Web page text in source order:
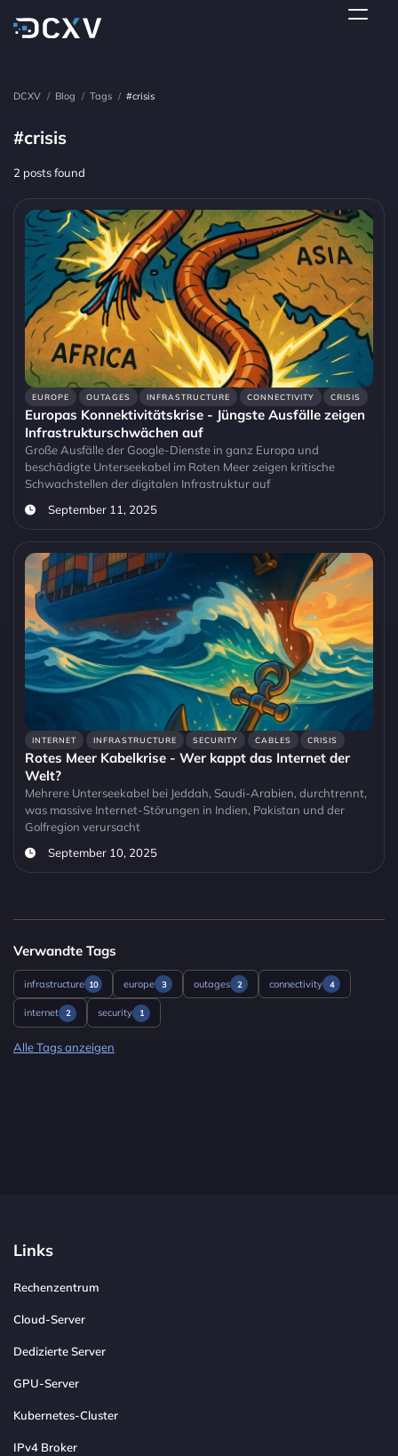
DCXV / Blog / Tags / #crisis
#crisis
2 posts found
EUROPE OUTAGES INFRASTRUCTURE CONNECTIVITY CRISIS
Europas Konnektivitätskrise - Jüngste Ausfälle zeigen
Infrastrukturschwächen auf
Große Ausfälle der Google-Dienste in ganz Europa und
beschädigte Unterseekabel im Roten Meer zeigen kritische
Schwachstellen der digitalen Infrastruktur auf
September 11, 2025
INTERNET INFRASTRUCTURE SECURITY CABLES CRISIS
Rotes Meer Kabelkrise - Wer kappt das Internet der
Welt?
Mehrere Unterseekabel bei Jeddah, Saudi-Arabien, durchtrennt,
was massive Internet-Störungen in Indien, Pakistan und der
Golfregion verursacht
September 10, 2025
Verwandte Tags
infrastructure 10 europe 3 outages 2 connectivity 4
internet 2 security 1
Alle Tags anzeigen
Links
Rechenzentrum
Cloud-Server
Dedizierte Server
GPU-Server
Kubernetes-Cluster
IPv4 Broker